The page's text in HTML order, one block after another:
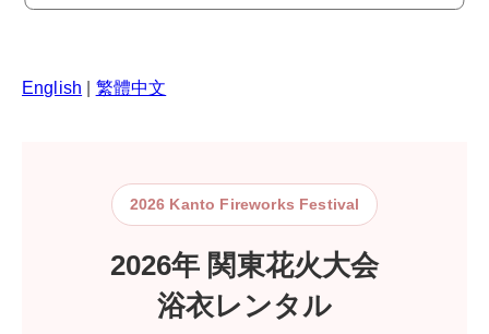
English 繁體中文
2026 Kanto Fireworks Festival
2026年 関東花火大会
浴衣レンタル